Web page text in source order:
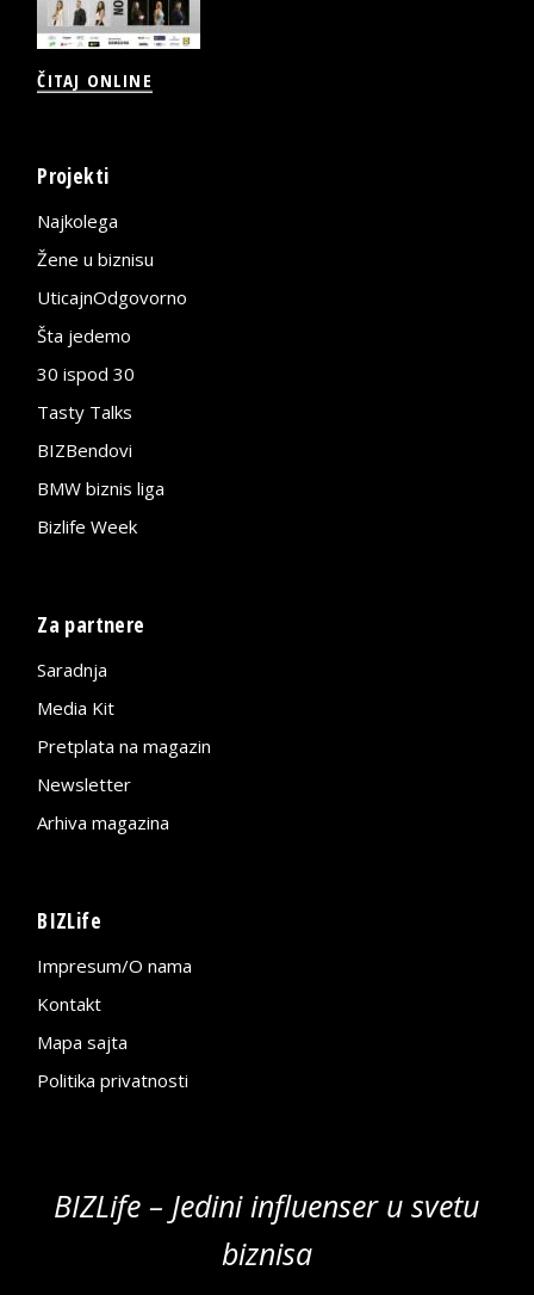
ČITAJ ONLINE
Projekti
Najkolega
Žene u biznisu
UticajnOdgovorno
Šta jedemo
30 ispod 30
Tasty Talks
BIZBendovi
BMW biznis liga
Bizlife Week
Za partnere
Saradnja
Media Kit
Pretplata na magazin
Newsletter
Arhiva magazina
BIZLife
Impresum/O nama
Kontakt
Mapa sajta
Politika privatnosti
BIZLife – Jedini influenser u svetu
biznisa